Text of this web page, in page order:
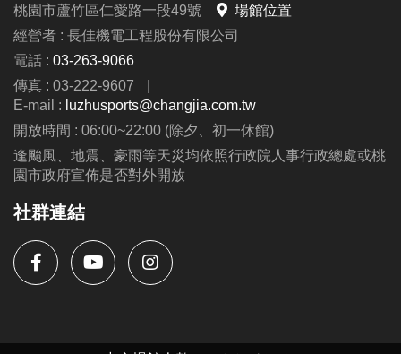
綜合球場僅限籃、排、羽球運動使用，禁止教學與訓
練。
壁球場亦同，僅供個人運動使用。
抽籤資格、場地使用規定及課程占用時段請詳見公
告。
桃園市蘆竹區仁愛路一段49號
場館位置
經營者 : 長佳機電工程股份有限公司
電話 : 03-263-9066
傳真 : 03-222-9607
|
E-mail : luzhusports@changjia.com.tw
開放時間 : 06:00~22:00 (除夕、初一休館)
逢颱風、地震、豪雨等天災均依照行政院人事行政總處或桃
園市政府宣佈是否對外開放
社群連結